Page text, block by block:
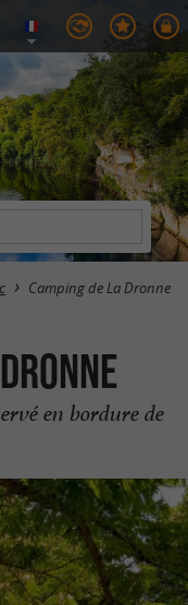
Camping de La Dronne
en bordure de